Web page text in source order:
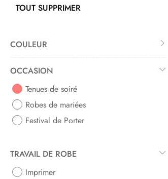
TOUT SUPPRIMER
COULEUR
OCCASION
Tenues de soiré
Robes de mariées
Festival de Porter
TRAVAIL DE ROBE
Imprimer